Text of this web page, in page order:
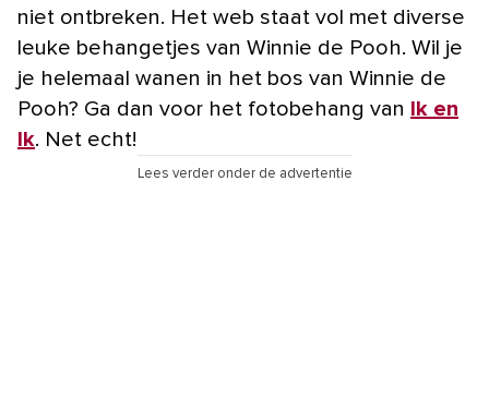
niet ontbreken. Het web staat vol met diverse
leuke behangetjes van Winnie de Pooh. Wil je
je helemaal wanen in het bos van Winnie de
Pooh? Ga dan voor het fotobehang van
Ik en
Ik. Net echt!
Lees verder onder de advertentie